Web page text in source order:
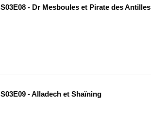
S03E08 - Dr Mesboules et Pirate des Antilles
S03E09 - Alladech et Shaïning